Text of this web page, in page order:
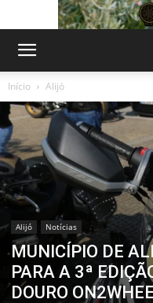
Início Alijó
Alijó Notícias
MUNICÍPIO DE
PARA A 3ª
DOURO